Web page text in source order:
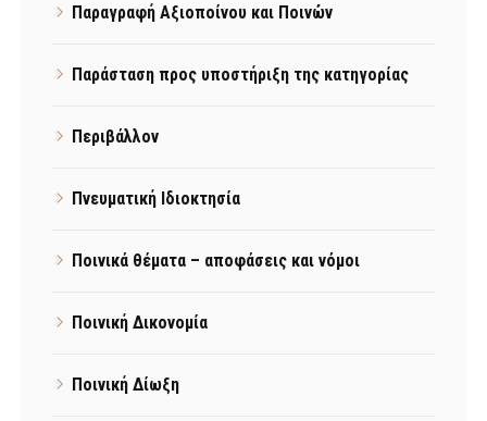
Παραγραφή Αξιοποίνου και Ποινών
Παράσταση προς υποστήριξη της κατηγορίας
Περιβάλλον
Πνευματική Ιδιοκτησία
Ποινικά θέματα – αποφάσεις και νόμοι
Ποινική Δικονομία
Ποινική Δίωξη